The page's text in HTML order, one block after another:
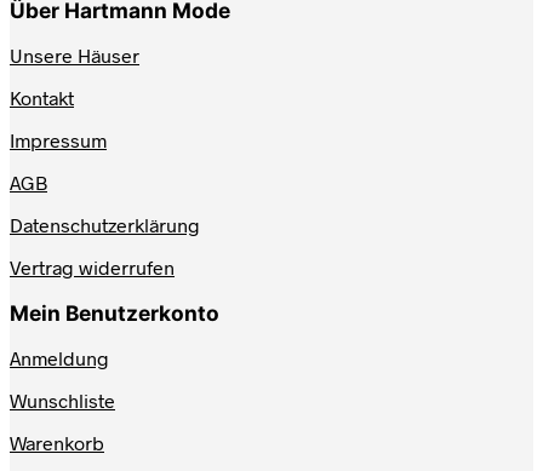
Über Hartmann Mode
Unsere Häuser
Kontakt
Impressum
AGB
Datenschutzerklärung
Vertrag widerrufen
Mein Benutzerkonto
Anmeldung
Wunschliste
Warenkorb